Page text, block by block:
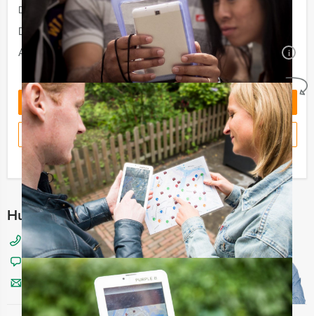
De prijzen zijn exclusief BTW
Duur:
2 uur en 30 minuten
Aantal:
Minimaal 12 personen i
Geheel vrijblijvend
OFFERTE AANVRAGEN
RESERVEREN
Ik heb een vraag over dit uitje
Hulp nodig bij het kiezen?
070 20 40 155
Chat met Jeroen
Stuur ons een mailtje